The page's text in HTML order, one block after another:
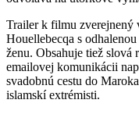
Trailer k filmu zverejnený
Houellebecqa s
ženu. Obsahuje tiež
emailovej komunikácii
svadobnú cestu do
islamskí extrémisti.